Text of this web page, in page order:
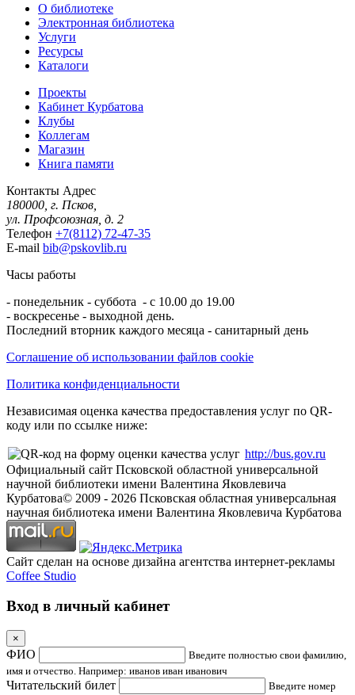
О библиотеке
Электронная библиотека
Услуги
Ресурсы
Каталоги
Проекты
Кабинет Курбатова
Клубы
Коллегам
Магазин
Книга памяти
Контакты Адрес
180000, г. Псков,
ул. Профсоюзная, д. 2
Телефон +7(8112) 72-47-35
E-mail bib@pskovlib.ru
Часы работы
- понедельник - суббота - с 10.00 до 19.00
- воскресенье - выходной день.
Последний вторник каждого месяца - санитарный день
Соглашение об использовании файлов cookie
Политика конфиденциальности
Независимая оценка качества предоставления услуг по QR-
коду или по ссылке ниже:
http://bus.gov.ru
Официальный сайт Псковской областной универсальной
научной библиотеки имени Валентина Яковлевича
Курбатова© 2009 - 2026 Псковская областная универсальная
научная библиотека имени Валентина Яковлевича Курбатова
Сайт сделан на основе дизайна агентства интернет-рекламы
Coffee Studio
Вход в личный кабинет
×
ФИО
Введите полностью свои фамилию,
имя и отчество. Например: иванов иван иванович
Читательский билет
Введите номер